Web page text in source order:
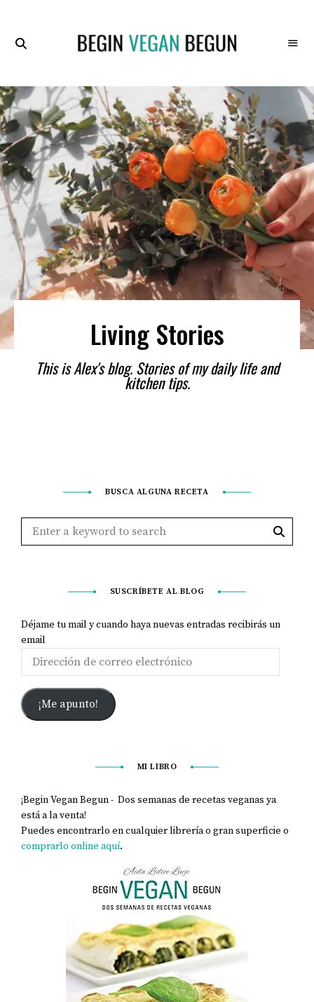
VEGAN
BEGUN
Living Stories
This is Alex's blog. Stories of my daily life and
kitchen tips.
BUSCA ALGUNA RECETA
SUSCRÍBETE AL BLOG
Déjame tu mail y cuando haya nuevas entradas recibirás un
email
¡Me apunto!
MI LIBRO
¡Begin Vegan Begun - Dos semanas de recetas veganas ya
está a la venta!
Puedes encontrarlo en cualquier librería o gran superficie o
comprarlo online aquí.